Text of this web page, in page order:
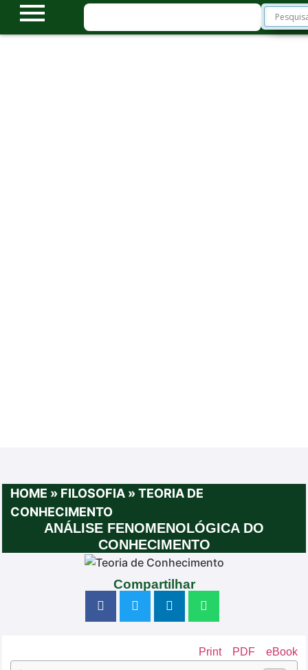
HOME » FILOSOFIA »TEORIA DE
CONHECIMENTO
ANÁLISE FENOMENOLÓGICA DO
CONHECIMENTO
Compartilhar
Print PDF eBook